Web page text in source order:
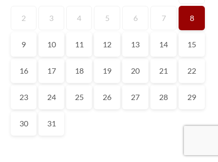
2 3 4 5 6 7 8
9 10 11 12 13 14 15
16 17 18 19 20 21 22
23 24 25 26 27 28 29
30 31